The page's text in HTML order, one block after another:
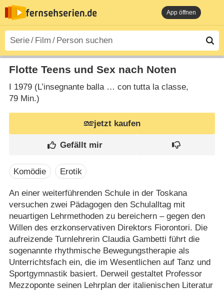
App öffnen
Flotte Teens und Sex nach Noten
1979 (L’insegnante balla … con tutta la classe‎,
79 Min.)
jetzt kaufen
Komödie Erotik
An einer weiterführenden Schule in der Toskana
versuchen zwei Pädagogen den Schulalltag mit
neuartigen Lehrmethoden zu bereichern – gegen den
Willen des erzkonservativen Direktors Fiorontori. Die
aufreizende Turnlehrerin Claudia Gambetti führt die
sogenannte rhythmische Bewegungstherapie als
Unterrichtsfach ein, die im Wesentlichen auf Tanz und
Sportgymnastik basiert. Derweil gestaltet Professor
Mezzoponte seinen Lehrplan der italienischen Literatur